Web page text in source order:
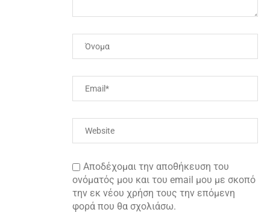
Αποδέχομαι την αποθήκευση του
ονόματός μου και του email μου με σκοπό
την εκ νέου χρήση τους την επόμενη
φορά που θα σχολιάσω.